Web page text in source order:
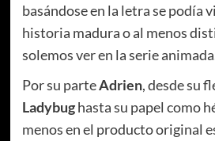
basándose en la letra se podía
historia madura o al menos
solemos ver en la serie
Por su parteAdrien, desde su
Ladybughasta su papel como
menos en el producto original